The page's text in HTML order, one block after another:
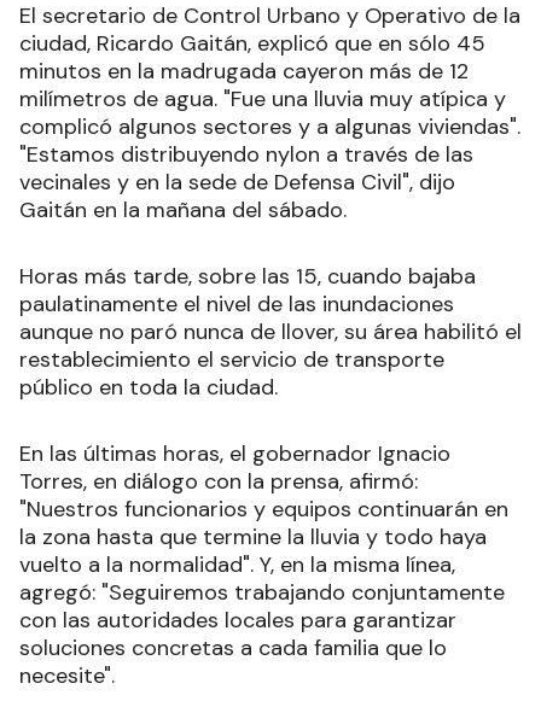
El secretario de Control Urbano y Operativo de la
ciudad, Ricardo Gaitán, explicó que en sólo 45
minutos en la madrugada cayeron más de 12
milímetros de agua. "Fue una lluvia muy atípica y
complicó algunos sectores y a algunas viviendas".
"Estamos distribuyendo nylon a través de las
vecinales y en la sede de Defensa Civil", dijo
Gaitán en la mañana del sábado.
Horas más tarde, sobre las 15, cuando bajaba
paulatinamente el nivel de las inundaciones
aunque no paró nunca de llover, su área habilitó el
restablecimiento el servicio de transporte
público en toda la ciudad.
En las últimas horas, el gobernador Ignacio
Torres, en diálogo con la prensa, afirmó:
"Nuestros funcionarios y equipos continuarán en
la zona hasta que termine la lluvia y todo haya
vuelto a la normalidad". Y, en la misma línea,
agregó: "Seguiremos trabajando conjuntamente
con las autoridades locales para garantizar
soluciones concretas a cada familia que lo
necesite".